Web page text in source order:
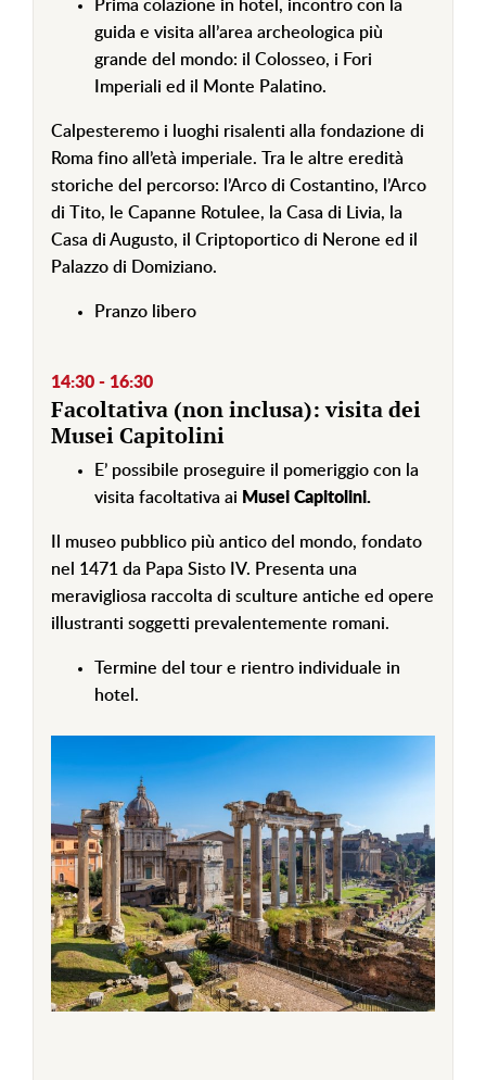
Prima colazione in hotel, incontro con la
guida e visita all’area archeologica più
grande del mondo: il Colosseo, i Fori
Imperiali ed il Monte Palatino.
Calpesteremo i luoghi risalenti alla fondazione di
Roma fino all’età imperiale. Tra le altre eredità
storiche del percorso: l’Arco di Costantino, l’Arco
di Tito, le Capanne Rotulee, la Casa di Livia, la
Casa di Augusto, il Criptoportico di Nerone ed il
Palazzo di Domiziano.
Pranzo libero
14:30 - 16:30
Facoltativa (non inclusa): visita dei
Musei Capitolini
E’ possibile proseguire il pomeriggio con la
visita facoltativa ai Musei Capitolini.
Il museo pubblico più antico del mondo, fondato
nel 1471 da Papa Sisto IV. Presenta una
meravigliosa raccolta di sculture antiche ed opere
illustranti soggetti prevalentemente romani.
Termine del tour e rientro individuale in
hotel.